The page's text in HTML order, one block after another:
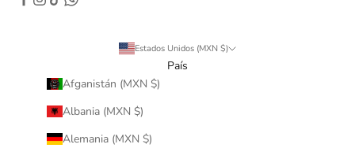
Estados Unidos (MXN $)
País
Afganistán (MXN $)
Albania (MXN $)
Alemania (MXN $)